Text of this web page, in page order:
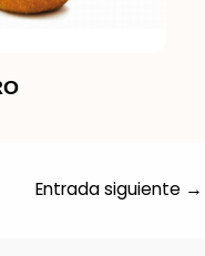
Entrada siguiente →